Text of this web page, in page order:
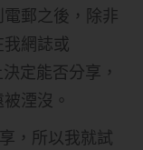
郵之後，除非
網誌或
定能否分享，
湮沒。
，所以我就試